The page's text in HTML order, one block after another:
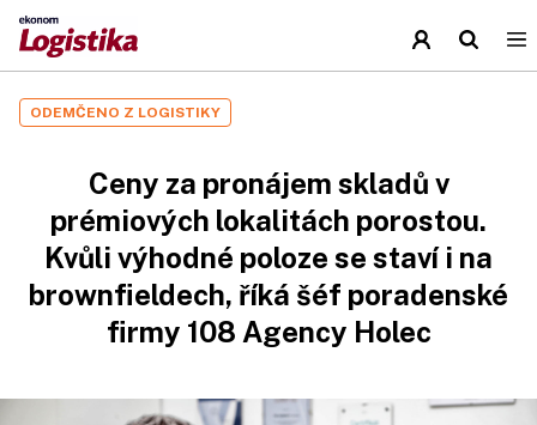
ODEMČENO Z LOGISTIKY
Ceny za pronájem skladů v
prémiových lokalitách porostou.
Kvůli výhodné poloze se staví i na
brownfieldech, říká šéf poradenské
firmy 108 Agency Holec